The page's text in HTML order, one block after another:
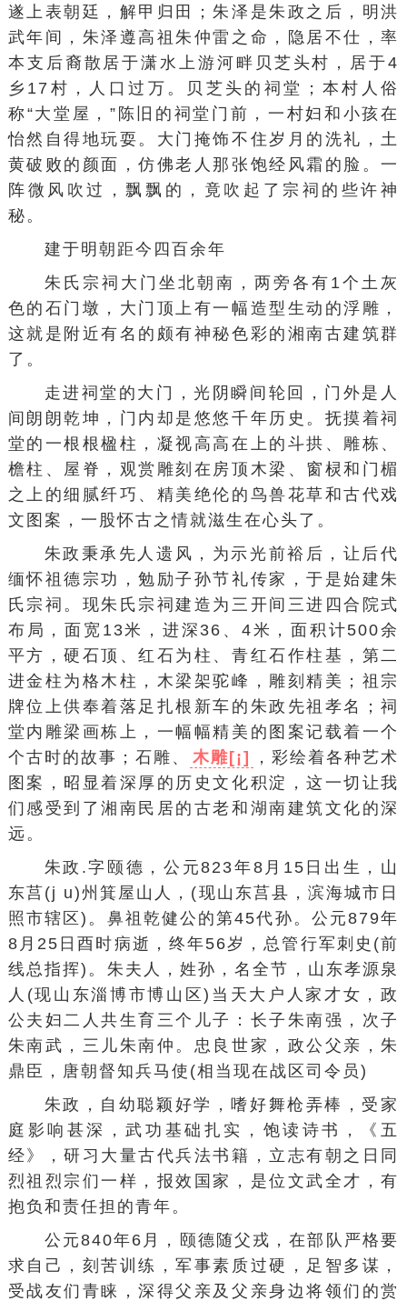
遂上表朝廷，解甲归田；朱泽是朱政之后，明洪
武年间，朱泽遵高祖朱仲雷之命，隐居不仕，率
本支后裔散居于潇水上游河畔贝芝头村，居于4
乡17村，人口过万。贝芝头的祠堂；本村人俗
称“大堂屋，”陈旧的祠堂门前，一村妇和小孩在
怡然自得地玩耍。大门掩饰不住岁月的洗礼，土
黄破败的颜面，仿佛老人那张饱经风霜的脸。一
阵微风吹过，飘飘的，竟吹起了宗祠的些许神
秘。
建于明朝距今四百余年
朱氏宗祠大门坐北朝南，两旁各有1个土灰
色的石门墩，大门顶上有一幅造型生动的浮雕，
这就是附近有名的颇有神秘色彩的湘南古建筑群
了。
走进祠堂的大门，光阴瞬间轮回，门外是人
间朗朗乾坤，门内却是悠悠千年历史。抚摸着祠
堂的一根根楹柱，凝视高高在上的斗拱、雕栋、
檐柱、屋脊，观赏雕刻在房顶木梁、窗棂和门楣
之上的细腻纤巧、精美绝伦的鸟兽花草和古代戏
文图案，一股怀古之情就滋生在心头了。
朱政秉承先人遗风，为示光前裕后，让后代
缅怀祖德宗功，勉励子孙节礼传家，于是始建朱
氏宗祠。现朱氏宗祠建造为三开间三进 四合院式
布局，面宽13米，进深36、4米，面积计500余
平方，硬石顶、红石为柱、青红石作柱基，第二
进金柱为格木柱，木梁架驼峰，雕刻精美；祖宗
牌位上供奉着落足扎根新车的朱政先祖孝名；祠
堂内雕梁画栋上，一幅幅精美的图案记载着一个
个古时的故事；石雕、
木雕[¡]
，彩绘着各种艺术
图案，昭显着深厚的历史文化积淀，这一切让我
们感受到了湘南民居的古老和湖南建筑文化的深
远。
朱政.字颐德，公元823年8月15日出生，山
东莒(j u)州箕屋山人，(现山东莒县，滨海城市日
照市辖区)。鼻祖乾健公的第45代孙。公元879年
8月25日酉时病逝，终年56岁，总管行军刺史(前
线总指挥)。朱夫人，姓孙，名全节，山东孝源泉
人(现山东淄博市博山区)当天大户人家才女，政
公夫妇二人共生育三个儿子：长子朱南强，次子
朱南武，三儿朱南仲。忠良世家，政公父亲，朱
鼎臣，唐朝督知兵马使(相当现在战区司令员)
朱政，自幼聪颖好学，嗜好舞枪弄棒，受家
庭影响甚深，武功基础扎实，饱读诗书，《五
经》，研习大量古代兵法书籍，立志有朝之日同
烈祖烈宗们一样，报效国家，是位文武全才，有
抱负和责任担的青年。
公元840年6月，颐德随父戎，在部队严格要
求自己，刻苦训练，军事素质过硬，足智多谋，
受战友们青睐，深得父亲及父亲身边将领们的赏